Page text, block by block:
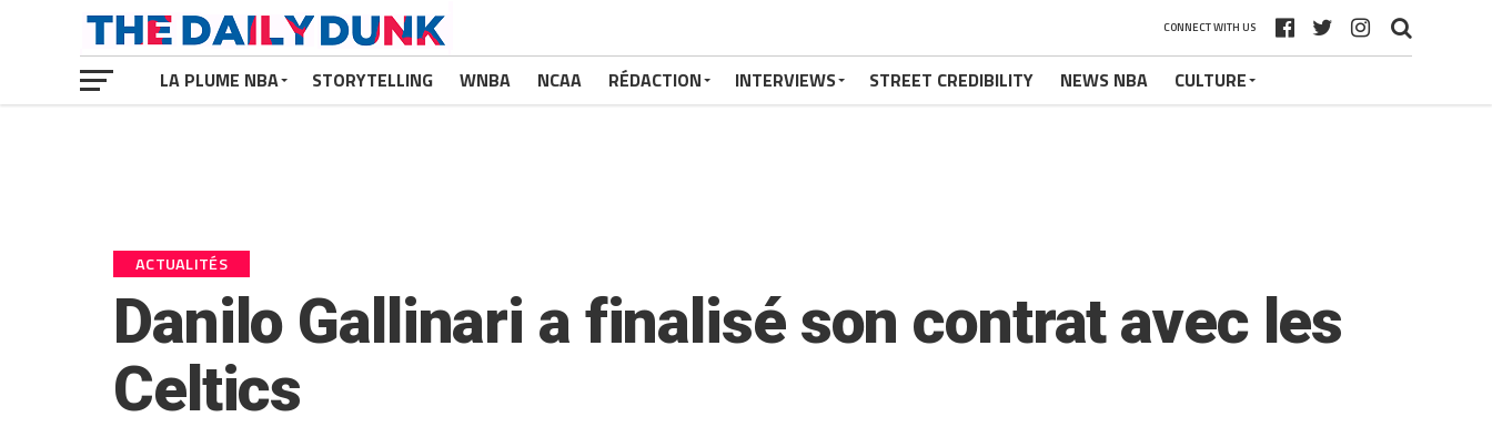
CONNECT WITH US
LA PLUME NBA STORYTELLING WNBA NCAA RÉDACTION INTERVIEWS STREET CREDIBILITY NEWS NBA CULTURE
ACTUALITÉS
Danilo Gallinari a finalisé son contrat avec les
Celtics